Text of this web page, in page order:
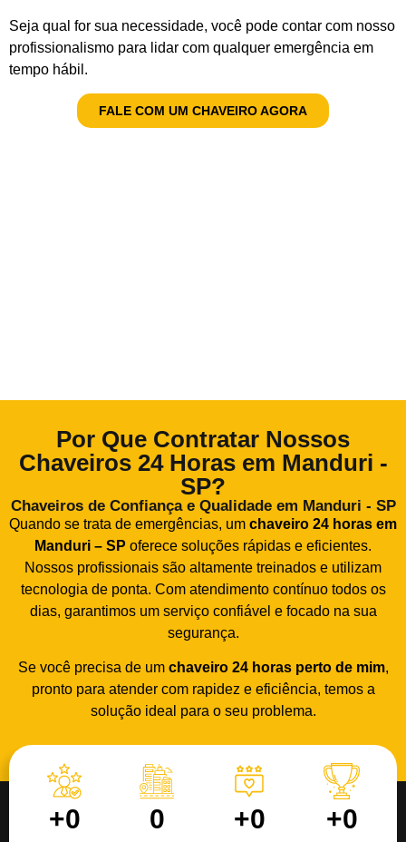
Seja qual for sua necessidade, você pode contar com nosso
profissionalismo para lidar com qualquer emergência em
tempo hábil.
FALE COM UM CHAVEIRO AGORA
Por Que Contratar Nossos
Chaveiros 24 Horas em Manduri -
SP?
Chaveiros de Confiança e Qualidade em Manduri - SP
Quando se trata de emergências, um chaveiro 24 horas em
Manduri – SP oferece soluções rápidas e eficientes.
Nossos profissionais são altamente treinados e utilizam
tecnologia de ponta. Com atendimento contínuo todos os
dias, garantimos um serviço confiável e focado na sua
segurança.
Se você precisa de um chaveiro 24 horasperto de mim,
pronto para atender com rapidez e eficiência, temos a
solução ideal para o seu problema.
+0 0 +0 +0